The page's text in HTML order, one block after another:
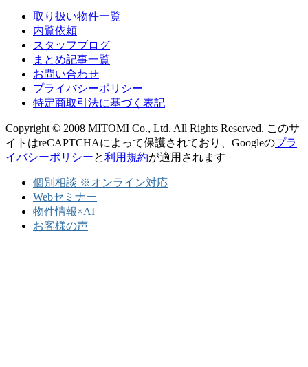
取り扱い物件一覧
内覧依頼
スタッフブログ
まとめ記事一覧
お問い合わせ
プライバシーポリシー
特定商取引法に基づく表記
Copyright © 2008 MITOMI Co., Ltd. All Rights Reserved. このサ
イトはreCAPTCHAによって保護されており、Googleのプラ
イバシーポリシーと利用規約が適用されます
個別相談 ※オンライン対応
Webセミナー
物件情報×AI
お客様の声